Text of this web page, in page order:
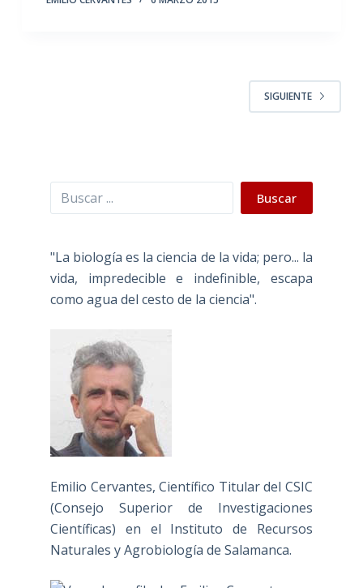
SIGUIENTE
Buscar Buscar
"La biología es la ciencia de la vida; pero... la
vida, impredecible e indefinible, escapa
como agua del cesto de la ciencia".
Emilio Cervantes, Científico Titular del CSIC
(Consejo Superior de Investigaciones
Científicas) en el Instituto de Recursos
Naturales y Agrobiología de Salamanca.